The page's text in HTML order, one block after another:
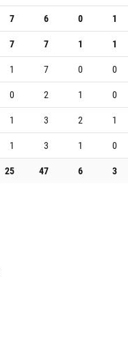
7 6 0
1
7 7 1
1
1 7 0
0
0 2 1
0
1 3 2
1
1 3 1
0
25 47 6 3